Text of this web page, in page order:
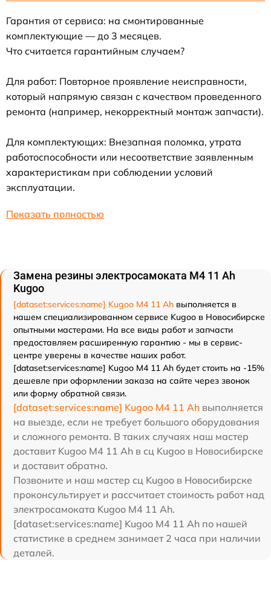
Гарантия от сервиса: на смонтированные
комплектующие — до 3 месяцев.
Что считается гарантийным случаем?
Для работ: Повторное проявление неисправности,
который напрямую связан с качеством проведенного
ремонта (например, некорректный монтаж запчасти).
Для комплектующих: Внезапная поломка, утрата
работоспособности или несоответствие заявленным
характеристикам при соблюдении условий
эксплуатации.
Показать полностью
Замена резины электросамоката M4 11 Ah
Kugoo
[dataset:services:name] Kugoo M4 11 Ah выполняется в
нашем специализированном сервисе Kugoo в Новосибирске
опытными мастерами. На все виды работ и запчасти
предоставляем расширенную гарантию - мы в сервис-
центре уверены в качестве наших работ.
[dataset:services:name] Kugoo M4 11 Ah будет стоить на -15%
дешевле при оформлении заказа на сайте через звонок
или форму обратной связи.
[dataset:services:name] Kugoo M4 11 Ah выполняется
на выезде, если не требует большого оборудования
и сложного ремонта. В таких случаях наш мастер
доставит Kugoo M4 11 Ah в сц Kugoo в Новосибирске
и доставит обратно.
Позвоните и наш мастер сц Kugoo в Новосибирске
проконсультирует и рассчитает стоимость работ над
электросамоката Kugoo M4 11 Ah.
[dataset:services:name] Kugoo M4 11 Ah по нашей
статистике в среднем занимает 2 часа при наличии
деталей.